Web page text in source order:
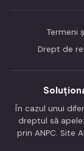
Termeni
Drept de
În cazul unui
dreptul să
prin ANPC. Site